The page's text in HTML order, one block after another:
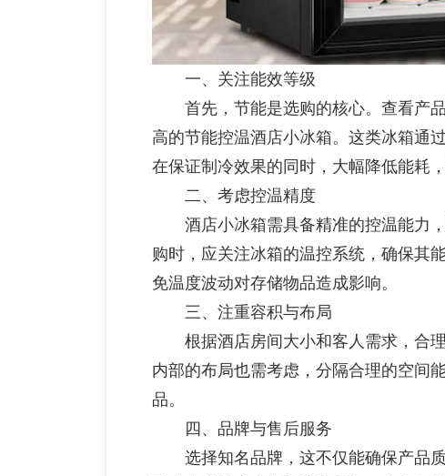
一、关注能效等级
首先，节能是选购的核心。查看产品
高的节能控温酒店小冰箱。这类冰箱通
在保证制冷效果的同时，大幅降低能耗
二、考虑控温精度
酒店小冰箱需具备精准的控温能力，
购时，应关注冰箱的温控系统，确保其
免温度波动对存储物品造成影响。
三、注重容积与布局
根据酒店房间大小和客人需求，合理
内部的布局也需考虑，分隔合理的空间
品。
四、品牌与售后服务
选择知名品牌，这不仅能确保产品质